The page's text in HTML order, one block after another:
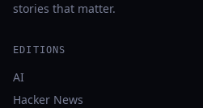
stories that matter.
EDITIONS
AI
Hacker News